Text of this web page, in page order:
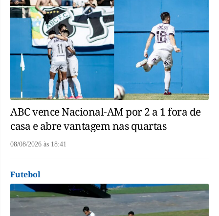
ABC vence Nacional-AM por 2 a 1 fora de
casa e abre vantagem nas quartas
08/08/2026 às 18:41
Futebol